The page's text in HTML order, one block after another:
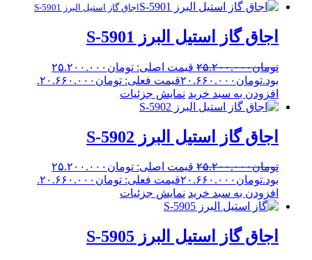
اجاق گاز استیل البرز S-5901
اجاق گاز استیل البرز S-5901
تومان۲۵.۲۰۰.۰۰۰
قیمت اصلی: تومان۲۵.۲۰۰.۰۰۰
تومان۲۰.۶۶۰.۰۰۰قیمت فعلی: تومان۲۰.۶۶۰.۰۰۰.
افزودن به سبد خرید نمایش جزئیات
اجاق گاز استیل البرز S-5902
تومان۲۵.۲۰۰.۰۰۰
قیمت اصلی: تومان۲۵.۲۰۰.۰۰۰
تومان۲۰.۶۶۰.۰۰۰قیمت فعلی: تومان۲۰.۶۶۰.۰۰۰.
افزودن به سبد خرید نمایش جزئیات
اجاق گاز استیل البرز S-5905